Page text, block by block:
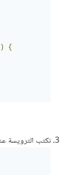
{
نكتب الترويسة